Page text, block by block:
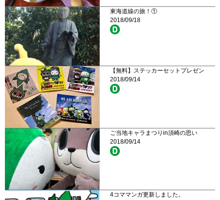
東海道線の旅！①
2018/09/18
【無料】ステッカーセットプレゼン
2018/09/14
ご当地キャラまつりin須崎の思い
2018/09/14
4コママンガ更新しました。